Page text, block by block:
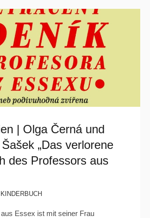
| Olga Černá und
„Das verlorene
des Professors aus
KINDERBUCH
Essex ist mit seiner Frau